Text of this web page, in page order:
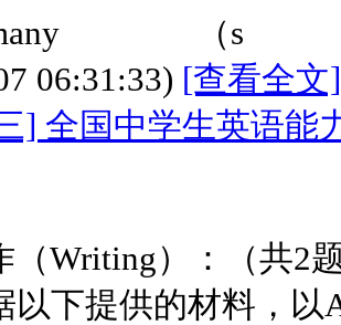
many （s
06:31:33) [查看全文]
] 全国中学生英语能
Writing）：（共2
以下提供的材料，以